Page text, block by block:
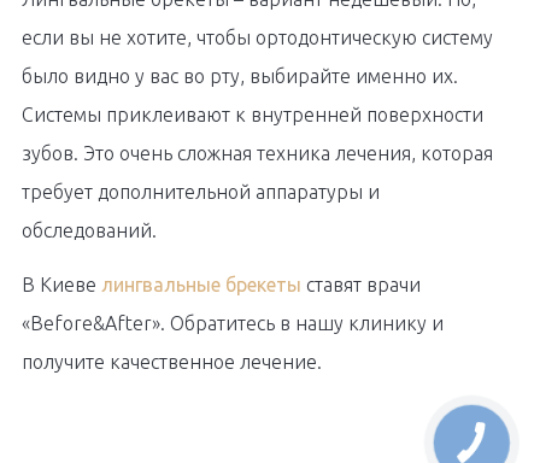
если вы не хотите, чтобы ортодонтическую систему
было видно у вас во рту, выбирайте именно их.
Системы приклеивают к внутренней поверхности
зубов. Это очень сложная техника лечения, которая
требует дополнительной аппаратуры и
обследований.
В Киеве лингвальные брекеты ставят врачи
«Before&After». Обратитесь в нашу клинику и
получите качественное лечение.